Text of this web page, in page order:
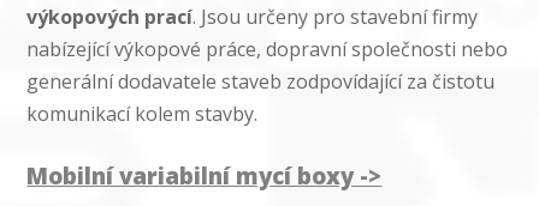
výkopových prací. Jsou určeny pro stavební firmy
nabízející výkopové práce, dopravní společnosti nebo
generální dodavatele staveb zodpovídající za čistotu
komunikací kolem stavby.
Mobilní variabilní mycí boxy ->